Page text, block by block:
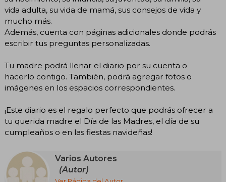
vida adulta, su vida de mamá, sus consejos de vida y
mucho más.
Además, cuenta con páginas adicionales donde podrás
escribir tus preguntas personalizadas.
Tu madre podrá llenar el diario por su cuenta o
hacerlo contigo. También, podrá agregar fotos o
imágenes en los espacios correspondientes.
¡Este diario es el regalo perfecto que podrás ofrecer a
tu querida madre el Día de las Madres, el día de su
cumpleaños o en las fiestas navideñas!
Varios Autores
(Autor)